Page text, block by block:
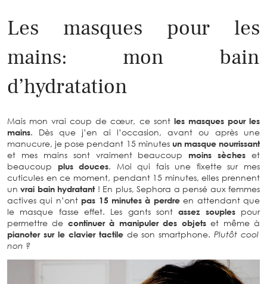
Les masques pour les
mains: mon bain
d’hydratation
Mais mon vrai coup de cœur, ce sont les masques pour les
mains. Dès que j’en ai l’occasion, avant ou après une
manucure, je pose pendant 15 minutes un masque nourrissant
et mes mains sont vraiment beaucoup moins sèches et
beaucoup plus douces. Moi qui fais une fixette sur mes
cuticules en ce moment, pendant 15 minutes, elles prennent
unvrai bain hydratant! En plus, Sephora a pensé aux femmes
actives qui n’ont pas 15 minutes à perdreen attendant que
le masque fasse effet. Les gants sontassez souplespour
permettre de continuer à manipuler des objetset même à
pianoter sur le clavier tactilede son smartphone.Plutôt cool
non ?